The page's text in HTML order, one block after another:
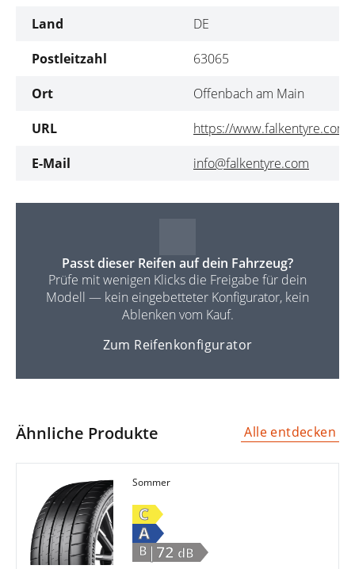
Land
DE
Postleitzahl
63065
Ort
Offenbach am Main
URL
https://www.falkentyre.com/
E-Mail
info@falkentyre.com
Passt dieser Reifen auf dein Fahrzeug?
Prüfe mit wenigen Klicks die Freigabe für dein
Modell — kein eingebetteter Konfigurator, kein
Ablenken vom Kauf.
Zum Reifenkonfigurator
Ähnliche Produkte Alle entdecken
Sommer
C
A
B |72 dB